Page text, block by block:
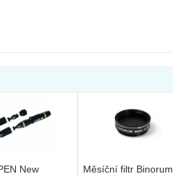
New
Měsíční filtr Binorum